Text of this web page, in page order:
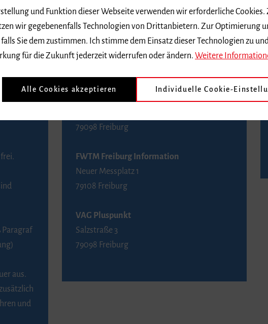
€ für
V.
Paragraf
aus.
und
BZ-Kartenservice Freiburg
Kaiser-Joseph-Straße 229
79098 Freiburg
Telefon 0761 4968888 (Reservierungen sind
79098 Freiburg
FWTM Freiburg Information
Neuer Messplatz 1
79108 Freiburg
VAG Pluspunkt
Salzstraße 3
79098 Freiburg
und Funktion dieser Webseite verwenden wir erforderliche
wir gegebenenfalls Technologien von Drittanbietern. Zur Optimierung
Sie dem zustimmen. Ich stimme dem Einsatz dieser Technologien zu
für die Zukunft jederzeit widerrufen oder ändern. Weitere
Alle Cookies akzeptieren Individuelle Cookie-